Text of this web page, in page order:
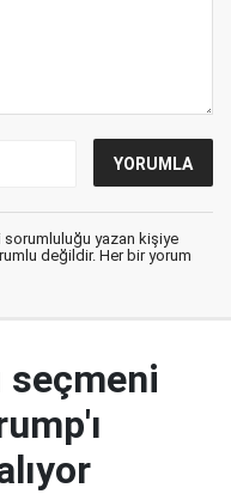
sorumluluğu yazan kişiye
değildir. Her bir yorum
seçmeni